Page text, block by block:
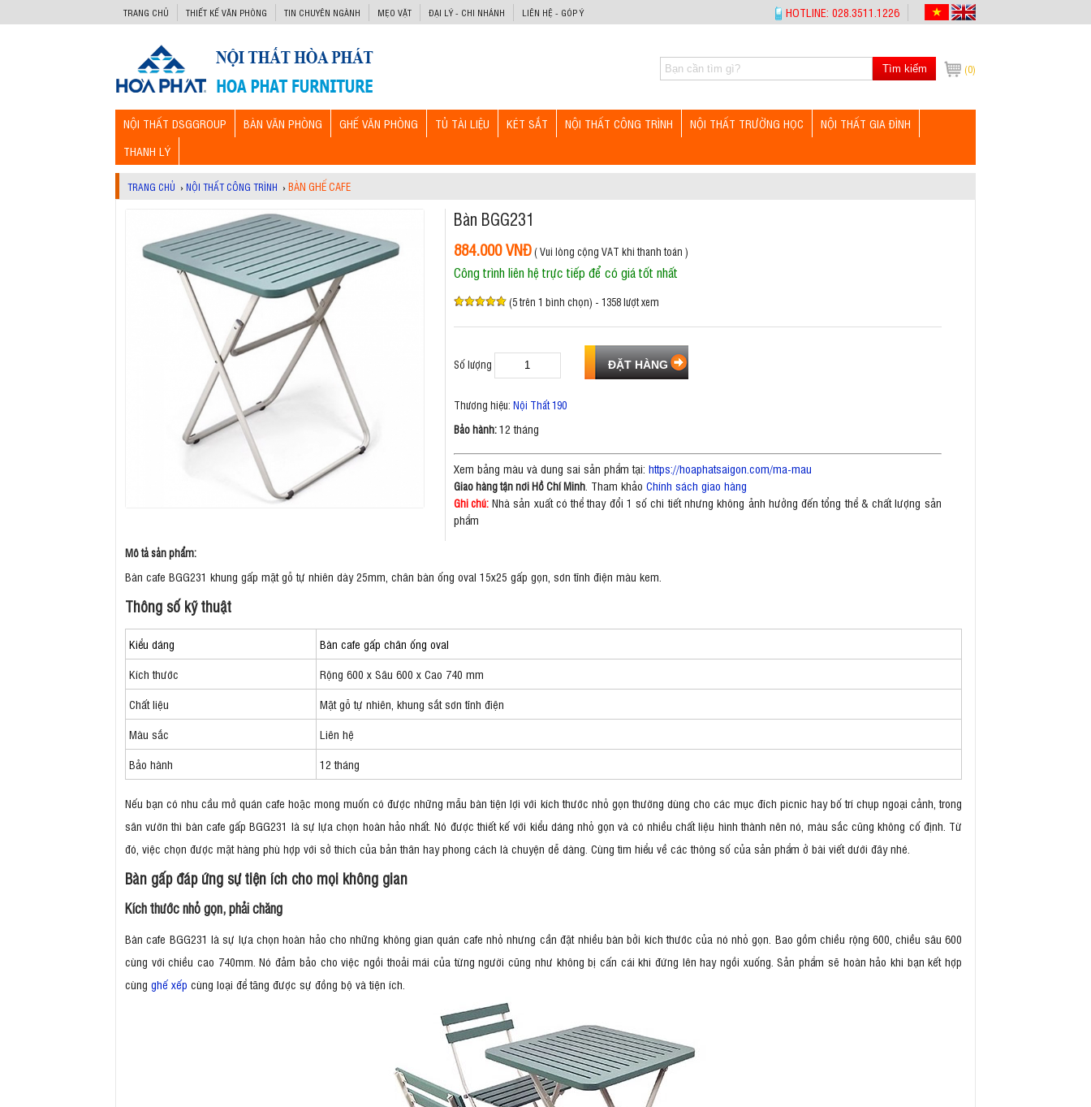
TRANG CHỦ THIẾT KẾ VĂN PHÒNG TIN CHUYÊN NGÀNH MẸO VẶT ĐẠI LÝ - CHI NHÁNH LIÊN HỆ - GÓP Ý HOTLINE: 028.3511.1226
(0)
Tìm kiếm
NỘI THẤT DSGGROUP BÀN VĂN PHÒNG GHẾ VĂN PHÒNG TỦ TÀI LIỆU KÉT SẮT NỘI THẤT CÔNG TRÌNH NỘI THẤT TRƯỜNG HỌC
NỘI THẤT GIA ĐÌNH
THANH LÝ
TRANG CHỦ › NỘI THẤT CÔNG TRÌNH ›BÀN GHẾ CAFE
Bàn BGG231
884.000 VNĐ( Vui lòng cộng VAT khi thanh toán )
Công trình liên hệ trực tiếp để có giá tốt nhất
(5 trên 1 bình chọn) - 1358 lượt xem
Số lượng
Thương hiệu: Nội Thất 190
Bảo hành:12 tháng
Xem bảng màu và dung sai sản phẩm tại: https://hoaphatsaigon.com/ma-mau
Giao hàng tận nơi Hồ Chí Minh. Tham khảo Chính sách giao hàng
Ghi chú:Nhà sản xuất có thể thay đổi 1 số chi tiết nhưng không ảnh hưởng đến tổng thể & chất lượng sản
phẩm
Mô tả sản phẩm:
Bàn cafe BGG231 khung gấp mặt gỗ tự nhiên dày 25mm, chân bàn ống oval 15x25 gấp gọn, sơn tĩnh điện màu kem.
Thông số kỹ thuật
Kiểu dáng
Bàn cafe gấp chân ống oval
Kích thước
Rộng 600 x Sâu 600 x Cao 740 mm
Chất liệu
Mặt gỗ tự nhiên, khung sắt sơn tĩnh điện
Màu sắc
Liên hệ
Bảo hành
12 tháng
Nếu bạn có nhu cầu mở quán cafe hoặc mong muốn có được những mẫu bàn tiện lợi với kích thước nhỏ gọn thường dùng cho các mục đích picnic hay bố trí chụp ngoại cảnh, trong
sân vườn thì bàn cafe gấp BGG231 là sự lựa chọn hoàn hảo nhất. Nó được thiết kế với kiểu dáng nhỏ gọn và có nhiều chất liệu hình thành nên nó, màu sắc cũng không cố định. Từ
đó, việc chọn được mặt hàng phù hợp với sở thích của bản thân hay phong cách là chuyện dễ dàng. Cùng tìm hiểu về các thông số của sản phẩm ở bài viết dưới đây nhé.
Bàn gấp đáp ứng sự tiện ích cho mọi không gian
Kích thước nhỏ gọn, phải chăng
Bàn cafe BGG231 là sự lựa chọn hoàn hảo cho những không gian quán cafe nhỏ nhưng cần đặt nhiều bàn bởi kích thước của nó nhỏ gọn. Bao gồm chiều rộng 600, chiều sâu 600
cùng với chiều cao 740mm. Nó đảm bảo cho việc ngồi thoải mái của từng người cũng như không bị cấn cái khi đứng lên hay ngồi xuống. Sản phẩm sẽ hoàn hảo khi bạn kết hợp
cùng ghế xếp cùng loại để tăng được sự đồng bộ và tiện ích.